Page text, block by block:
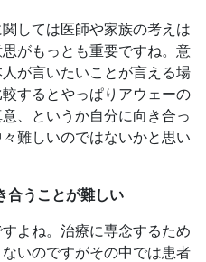
しては医師や家族の考えは
がもっとも重要ですね。意
が言いたいことが言える場
するとやっぱりアウェーの
、というか自分に向き合っ
難しいのではないかと思い
うことが難しい
よね。治療に専念するため
いのですがその中では患者